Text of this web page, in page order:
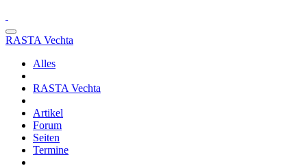
RASTA Vechta
Alles
RASTA Vechta
Artikel
Forum
Seiten
Termine